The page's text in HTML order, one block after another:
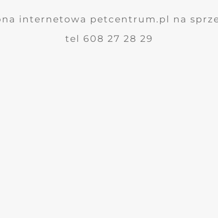
internetowa petcentrum.pl na
tel 608 27 28 29